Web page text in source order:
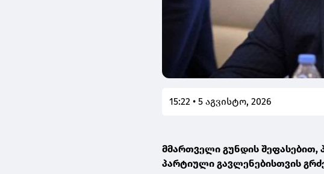
15:22 • 5 აგვისტო, 2026
მმართველი გუნდის შეფასებით,
პარტიული გავლენებისთვის